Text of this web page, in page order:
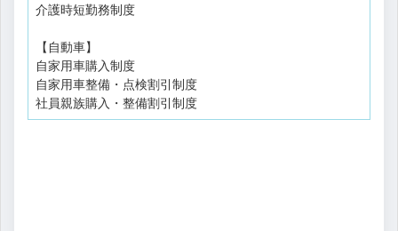
介護時短勤務制度
【自動車】
自家用車購入制度
自家用車整備・点検割引制度
社員親族購入・整備割引制度